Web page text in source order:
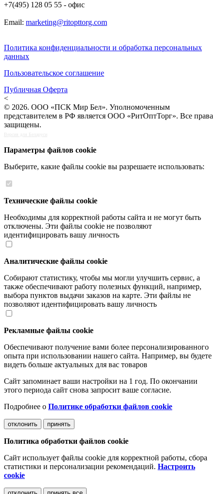
+7(495) 128 05 55 - офис
Email: marketing@ritopttorg.com
Политика конфиденциальности и обработка персональных
данных
Пользовательское соглашение
Публичная Оферта
<
© 2026. ООО «ПСК Мир Бел». Уполномоченным
представителем в РФ является ООО «РитОптТорг». Все права
защищены.
Версия для Беларуси
Параметры файлов cookie
Выберите, какие файлы cookie вы разрешаете использовать:
Технические файлы cookie
Необходимы для корректной работы сайта и не могут быть
отключены. Эти файлы cookie не позволяют
идентифицировать вашу личность
Аналитические файлы cookie
Собирают статистику, чтобы мы могли улучшить сервис, а
также обеспечивают работу полезных функций, например,
выбора пунктов выдачи заказов на карте. Эти файлы не
позволяют идентифицировать вашу личность
Рекламные файлы cookie
Обеспечивают получение вами более персонализированного
опыта при использовании нашего сайта. Например, вы будете
видеть больше актуальных для вас товаров
Сайт запоминает ваши настройки на 1 год. По окончании
этого периода сайт снова запросит ваше согласие.
Подробнее о Политике обработки файлов cookie
отклонить принять
Политика обработки файлов cookie
Сайт использует файлы cookie для корректной работы, сбора
статистики и персонализации рекомендаций. Настроить
cookie